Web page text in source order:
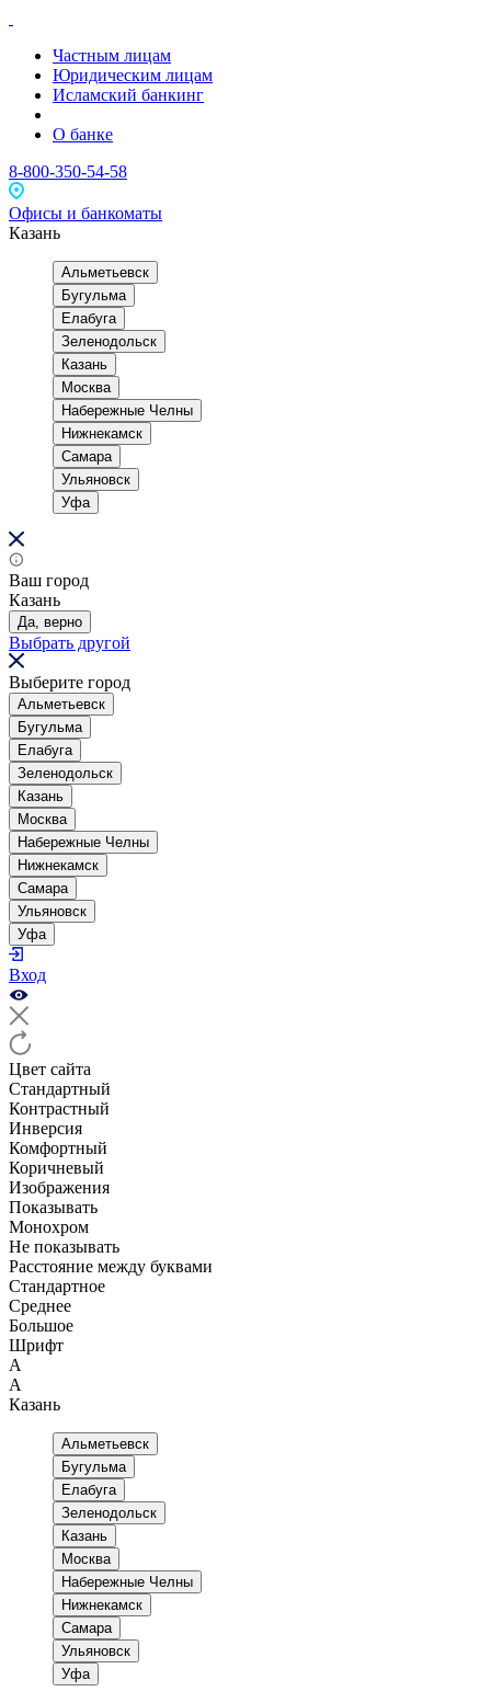
Частным лицам
Юридическим лицам
Исламский банкинг
О банке
8-800-350-54-58
Офисы и банкоматы
Казань
Альметьевск
Бугульма
Елабуга
Зеленодольск
Казань
Москва
Набережные Челны
Нижнекамск
Самара
Ульяновск
Уфа
Ваш город
Казань
Да, верно
Выбрать другой
Выберите город
Альметьевск
Бугульма
Елабуга
Зеленодольск
Казань
Москва
Набережные Челны
Нижнекамск
Самара
Ульяновск
Уфа
Вход
Цвет сайта
Стандартный
Контрастный
Инверсия
Комфортный
Коричневый
Изображения
Показывать
Монохром
Не показывать
Расстояние между буквами
Стандартное
Среднее
Большое
Шрифт
А
А
Казань
Альметьевск
Бугульма
Елабуга
Зеленодольск
Казань
Москва
Набережные Челны
Нижнекамск
Самара
Ульяновск
Уфа